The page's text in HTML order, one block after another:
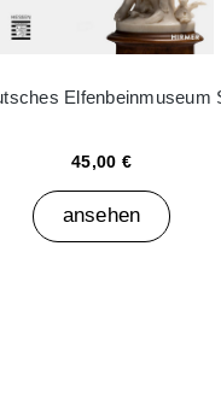
Elfenbeinmuseum
45,00 €
ansehen